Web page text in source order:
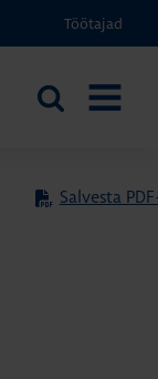
Töötajad
Otsi
Salvesta